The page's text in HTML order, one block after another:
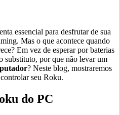
essencial para desfrutar de sua
Mas o que acontece quando
Em vez de esperar por baterias
substituto, por que não levar um
? Neste blog, mostraremos
seu Roku.
do PC